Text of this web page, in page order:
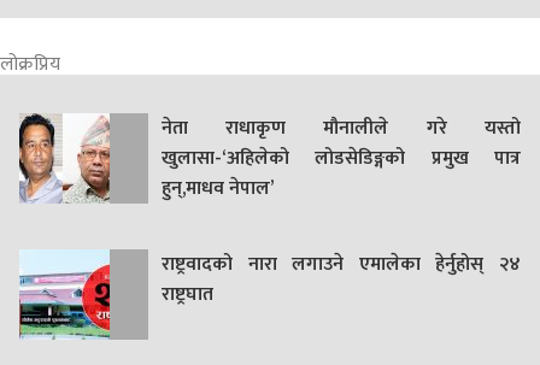
लोक्रप्रिय
नेता राधाकृण मौनालीले गरे यस्तो
खुलासा-‘अहिलेको लोडसेडिङ्गको प्रमुख पात्र
हुन्,माधव नेपाल’
राष्ट्रवादको नारा लगाउने एमालेका हेर्नुहोस् २४
राष्ट्रघात